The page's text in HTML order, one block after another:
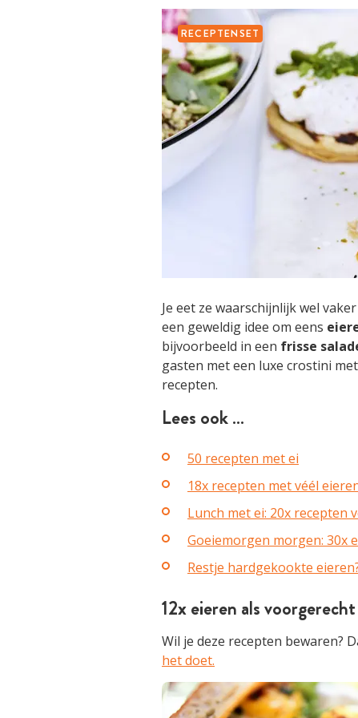
RECEPTENSET
Je eet ze waarschijnlijk wel
een geweldig idee om eens
bijvoorbeeld in een frisse
gasten met een luxe crostini
recepten.
Lees ook …
50 recepten met ei
18x recepten met véél
Lunch met ei: 20x recepten
Goeiemorgen morgen: 30x
Restje hardgekookte
12x eieren als voorgerecht
Wil je deze recepten bewaren?
het doet.